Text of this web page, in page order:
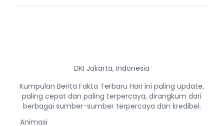
DKI Jakarta, Indonesia
Kumpulan Berita Fakta Terbaru Hari ini paling update,
paling cepat dan paling terpercaya, dirangkum dari
berbagai sumber-sumber terpercaya dan kredibel.
Animasi